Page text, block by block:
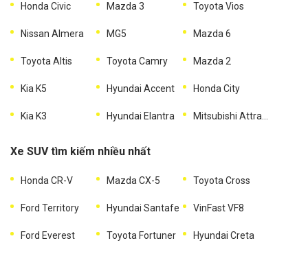
Honda Civic Mazda 3 Toyota Vios
Nissan Almera MG5 Mazda 6
Toyota Altis Toyota Camry Mazda 2
Kia K5 Hyundai Accent Honda City
Kia K3 Hyundai Elantra
Xe SUV tìm kiếm nhiều nhất
Honda CR-V Mazda CX-5 Toyota Cross
Ford Territory Hyundai Santafe VinFast VF8
Ford Everest Toyota Fortuner Hyundai Creta